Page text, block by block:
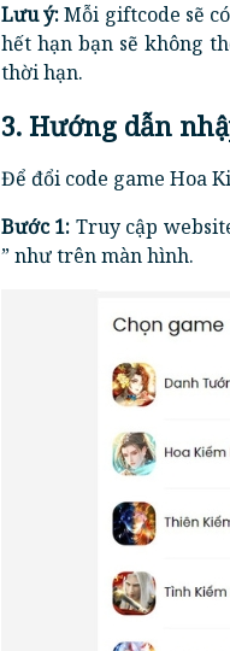
Lưu ý:Mỗi giftcode sẽ
hết hạn bạn sẽ không
thời hạn.
3. Hướng dẫn
Để đổi code game Hoa
Bước 1: Truy cập
” như trên màn hình.